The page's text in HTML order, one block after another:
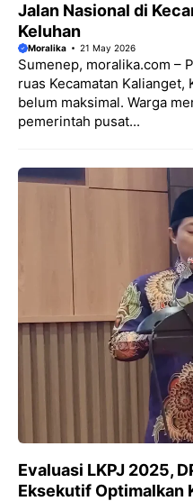
Jalan Nasional di
Keluhan
Moralika 21 May 2026
Sumenep, moralika.com –
ruas Kecamatan
belum maksimal. Warga
pemerintah pusat...
Evaluasi LKPJ 2025,
Eksekutif Optimalkan